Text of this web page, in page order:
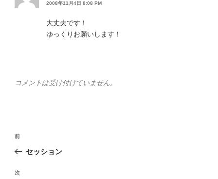
2008年11月4日 8:08 PM
大丈夫です！
ゆっくりお願いします！
コメントは受け付けていません。
投
ナ
ビ
前
の
稿
前
セッション
次
次